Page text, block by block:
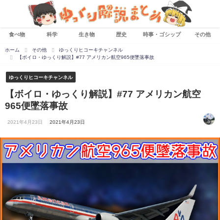
食べ物 科学 生き物 歴史 時事・ゴシップ その他
ホーム その他
ゆっくりヒコーキチャンネル
【ボイロ・ゆっくり解説】#77 アメリカン航空965便墜落事故
ゆっくりヒコーキチャンネル
【ボイロ・ゆっくり解説】#77 アメリカン航空
965便墜落事故
2021年4月23日 2021年4月23日